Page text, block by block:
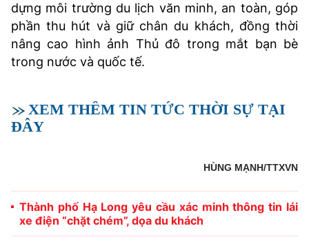
dựng môi trường du lịch văn minh, an toàn, góp
phần thu hút và giữ chân du khách, đồng thời
nâng cao hình ảnh Thủ đô trong mắt bạn bè
trong nước và quốc tế.
XEM THÊM TIN TỨC THỜI SỰ TẠI
ĐÂY
HÙNG MẠNH/TTXVN
Thành phố Hạ Long yêu cầu xác minh thông tin lái
xe điện “chặt chém”, dọa du khách